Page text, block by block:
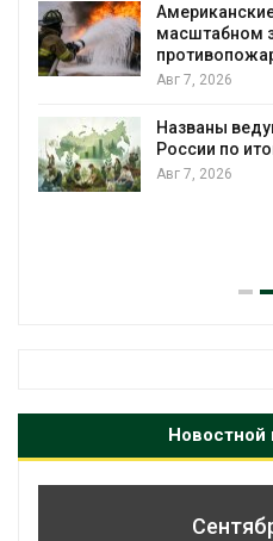
Американские
масштабном
Авг 7, 2026
Названы
России по
Авг 7, 2026
Новостной